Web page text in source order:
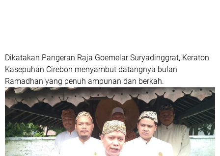
Dikatakan Pangeran Raja Goemelar Suryadinggrat, Keraton
Kasepuhan Cirebon menyambut datangnya bulan
Ramadhan yang penuh ampunan dan berkah.